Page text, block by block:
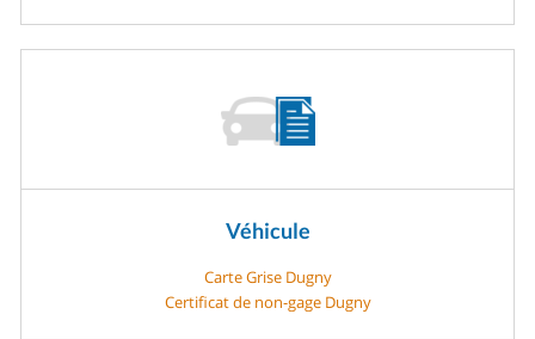
Véhicule
Carte Grise Dugny
Certificat de non-gage Dugny